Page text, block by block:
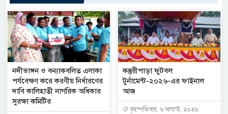
নদীভাঙ্গন ও বন্যাকবলিত এলাকা
পর্যবেক্ষণ করে করণীয় নির্ধারণের
দাবি কালিহাতী নাগরিক অধিকার
সুরক্ষা কমিটির
কস্তুরীপাড়া ফুটবল
টুর্নামেন্ট-২০২৬-এর ফাইনাল
আজ
বৃহস্পতিবার, ৬ অগাস্ট, ২০২৬